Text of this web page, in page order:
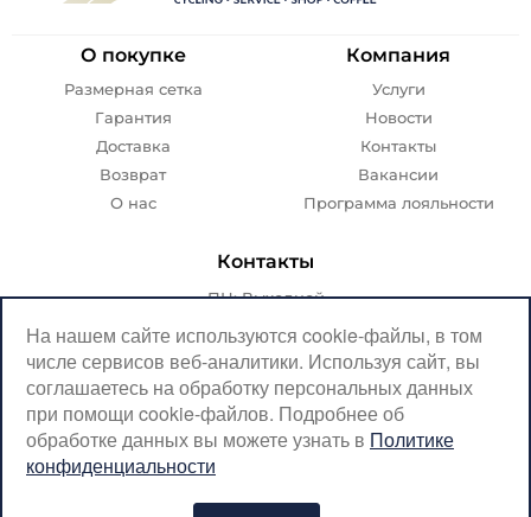
О покупке
Размерная сетка
Гарантия
Доставка
Возврат
О нас
Компания
Услуги
Новости
Контакты
Вакансии
Программа лояльности
Контакты
ПН: Выходной
ВТ-ПТ: с 07:00 до 20:00
СБ-ВС: с 08:00 до 18:00
Москва, Крылатская, 10
SerpantinCyclingShop@gmail.com
+7 (926) 899-38-31
На нашем сайте используются cookie-файлы, в том
числе сервисов веб-аналитики. Используя сайт, вы
соглашаетесь на обработку персональных данных
при помощи cookie-файлов. Подробнее об
обработке данных вы можете узнать в Политике
конфиденциальности